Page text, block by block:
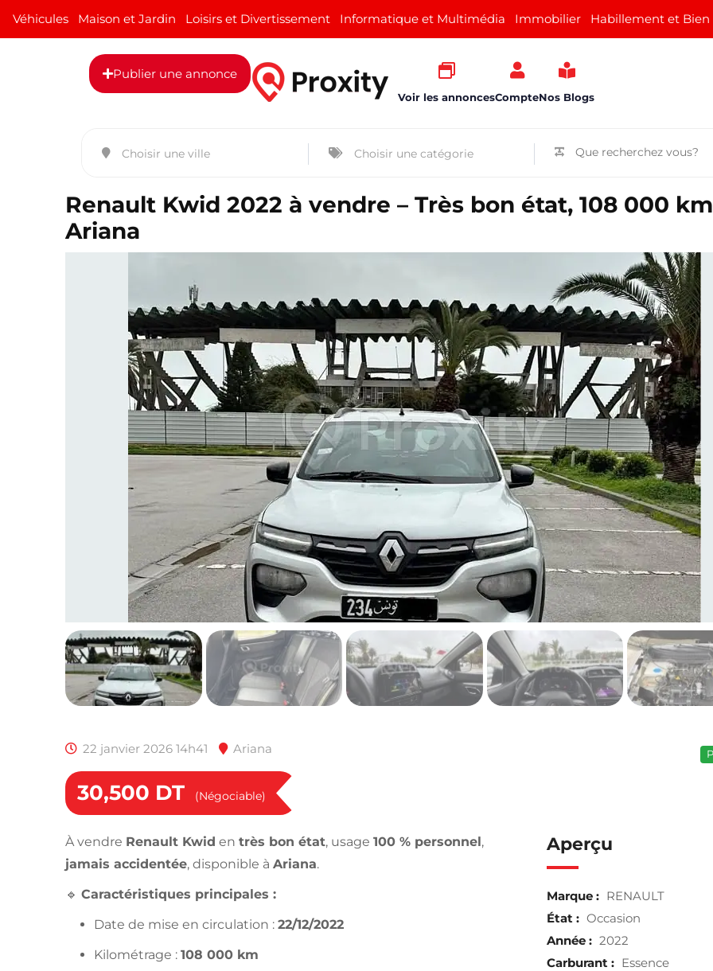
Véhicules Maison et Jardin Loisirs et Divertissement Informatique et Multimédia Immobilier Habillement et Bien
Publier une annonce
Voir les annoncesCompteNos Blogs
Renault Kwid 2022 à vendre – Très bon état, 108 000
Ariana
22 janvier 2026 14h41 Ariana
30,500 DT (Négociable)
À vendre Renault Kwid en très bon état, usage 100 % personnel,
jamais accidentée, disponible à Ariana.
🔹 Caractéristiques principales :
Date de mise en circulation : 22/12/2022
Kilométrage : 108 000 km
Aperçu
Marque : RENAULT
État : Occasion
Année : 2022
Carburant : Essence